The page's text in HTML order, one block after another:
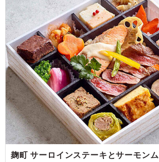
5.0
コスパの良さは感じませんが、とにかくお
美味しいのでここぞというときには重宝し
ムもあって男性でも満足できる量なのが良
は少し多いと感じるかもしれません。
ご利用シーン：会議・セミナー›役員会
埼玉県さいたま市大宮区上小町2025/01/08
麹町 サーロインステーキとサーモン